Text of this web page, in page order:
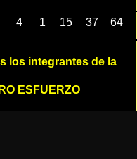
4 1 15 37 64
los integrantes de la
ESFUERZO